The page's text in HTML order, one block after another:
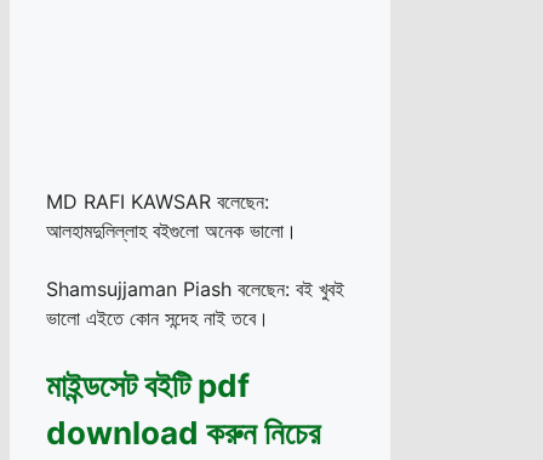
MD RAFI KAWSAR বলেছেন:
আলহামদুলিল্লাহ বইগুলো অনেক ভালো।
Shamsujjaman Piash বলেছেন: বই খুবই
ভালো এইতে কোন সন্দেহ নাই তবে।
মাইন্ডসেট বইটি pdf
download করুন নিচের